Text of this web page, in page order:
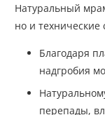
Натуральный
но и технические
Благодаря
надгробия
перепады,